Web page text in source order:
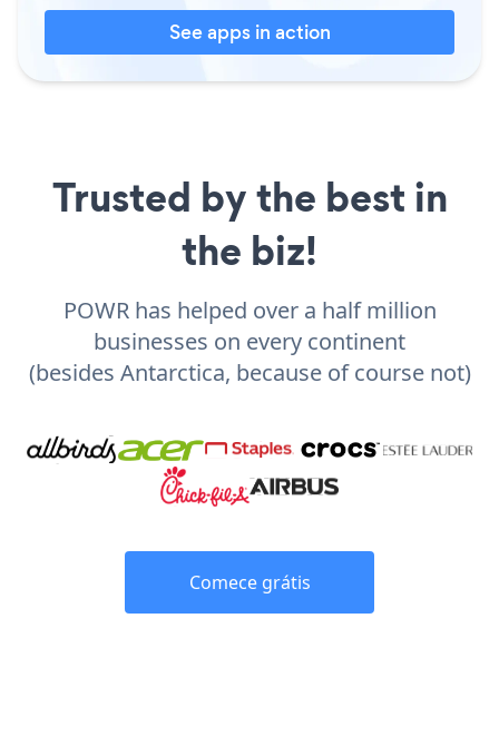
See apps in action
Trusted by the best in
the biz!
POWR has helped over a half million
businesses on every continent
(besides Antarctica, because of course not)
Comece grátis